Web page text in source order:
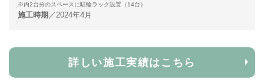
※内2台分のスペースに駐輪ラック設置（14台）
施工時期 ／2024年4月
詳しい施工実績はこちら